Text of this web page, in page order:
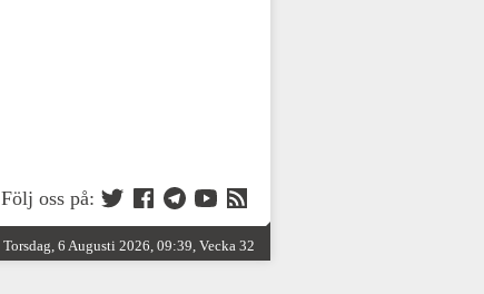
Följ oss på:
Torsdag, 6 Augusti 2026, 09:39, Vecka 32